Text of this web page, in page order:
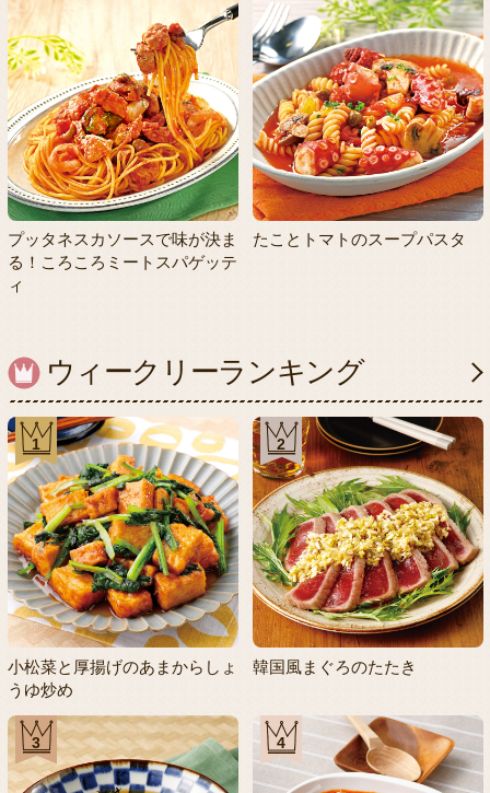
プッタネスカソースで味が決ま
る！ころころミートスパゲッテ
ィ
たことトマトのスープパスタ
ウィークリーランキング
1
小松菜と厚揚げのあまからしょ
うゆ炒め
2
韓国風まぐろのたたき
3 4